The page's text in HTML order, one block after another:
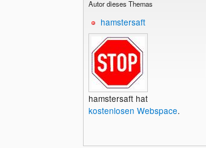
Autor dieses Themas
hamstersaft
hamstersaft hat
kostenlosen Webspace.